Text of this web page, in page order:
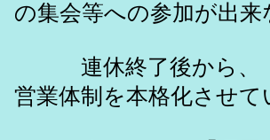
の集会等への参加が出
連休終了後から、「
営業体制を本格化させて